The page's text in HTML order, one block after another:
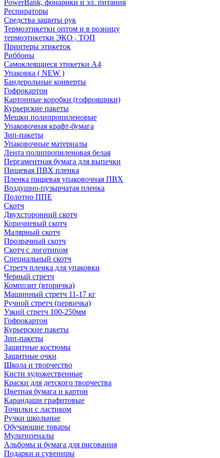
PowerBank, фонарики и эл. питания
Респираторы
Средства защиты рук
Термоэтикетки оптом и в розницу
термоэтикетки ЭКО , ТОП
Принтеры этикеток
Риббоны
Самоклеящиеся этикетки А4
Упаковка ( NEW )
Бандерольные конверты
Гофрокартон
Картонные коробки (гофроящики)
Курьерские пакеты
Мешки полипропиленовые
Упаковочная крафт-бумага
Зип-пакеты
Упаковочные материалы
Лента полипропиленовая белая
Пергаментная бумага для выпечки
Пищевая ПВХ пленка
Пленка пищевая упаковочная ПВХ
Воздушно-пузырчатая пленка
Полотно ППЕ
Скотч
Двухсторонний скотч
Коричневый скотч
Малярный скотч
Прозрачный скотч
Скотч с логотипом
Специальный скотч
Стретч пленка для упаковки
Черный стретч
Композит (вторичка)
Машинный стретч 11-17 кг
Ручной стретч (первичка)
Узкий стретч 100-250мм
Гофрокартон
Курьерские пакеты
Зип-пакеты
Защитные костюмы
Защитные очки
Школа и творчество
Кисти художественные
Краски для детского творчества
Цветная бумага и картон
Карандаши графитовые
Точилки с ластиком
Ручки школьные
Обучающие товары
Мультипеналы
Альбомы и бумага для рисования
Подарки и сувениры